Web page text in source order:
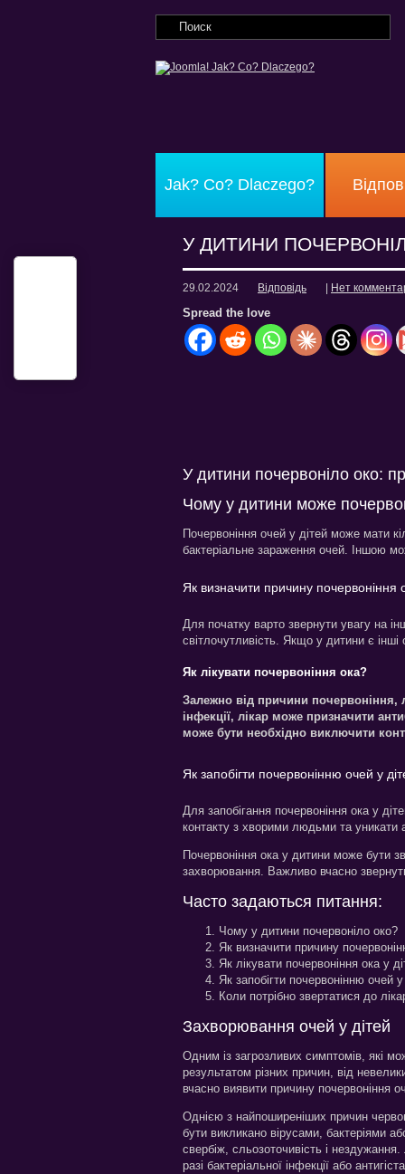
Jak? Co? Dlaczego?
У ДИТИНИ
29.02.2024 Відповідь Нет
Spread the love
У дитини почервоніло око:
Чому у дитини може
Почервоніння очей у дітей може мати
бактеріальне зараження очей. Іншою
Як визначити причину почервоніння
Для початку варто звернути увагу на
світлочутливість. Якщо у дитини є
Як лікувати почервоніння ока?
Залежно від причини почервоніння,
інфекції, лікар може призначити
може бути необхідно виключити
Як запобігти почервонінню очей у
Для запобігання почервоніння ока у
контакту з хворими людьми та уникати
Почервоніння ока у дитини може бути
захворювання. Важливо вчасно
Часто задаються питання:
Чому у дитини почервоніло око?
Як визначити причину
Як лікувати почервоніння ока у
Як запобігти почервонінню очей у
Коли потрібно звертатися до
Захворювання очей у дітей
Одним із загрозливих симптомів, які
результатом різних причин, від
вчасно виявити причину почервоніння
Однією з найпоширеніших причин
бути викликано вірусами, бактеріями
свербіж, сльозоточивість і
разі бактеріальної інфекції або